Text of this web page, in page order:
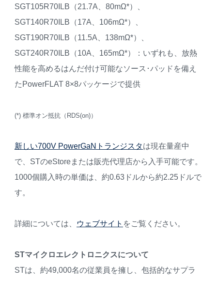
SGT105R70ILB（21.7A、80mΩ*）、
SGT140R70ILB（17A、106mΩ*）、
SGT190R70ILB（11.5A、138mΩ*）、
SGT240R70ILB（10A、165mΩ*）：いずれも、放熱
性能を高めるはんだ付け可能なソース･パッドを備え
たPowerFLAT 8×8パッケージで提供
(*) 標準オン抵抗（RDS(on)）
新しい700V PowerGaNトランジスタは現在量産中
で、STのeStoreまたは販売代理店から入手可能です。
1000個購入時の単価は、約0.63ドルから約2.25ドルで
す。
詳細については、 ウェブサイト をご覧ください。
STマイクロエレクトロニクスについて
STは、約49,000名の従業員を擁し、包括的なサプラ